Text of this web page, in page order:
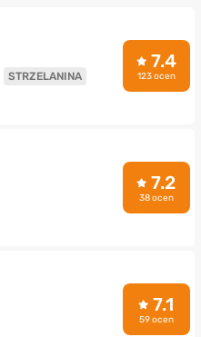
STRZELANINA
7.4
123 ocen
7.2
38 ocen
7.1
59 ocen